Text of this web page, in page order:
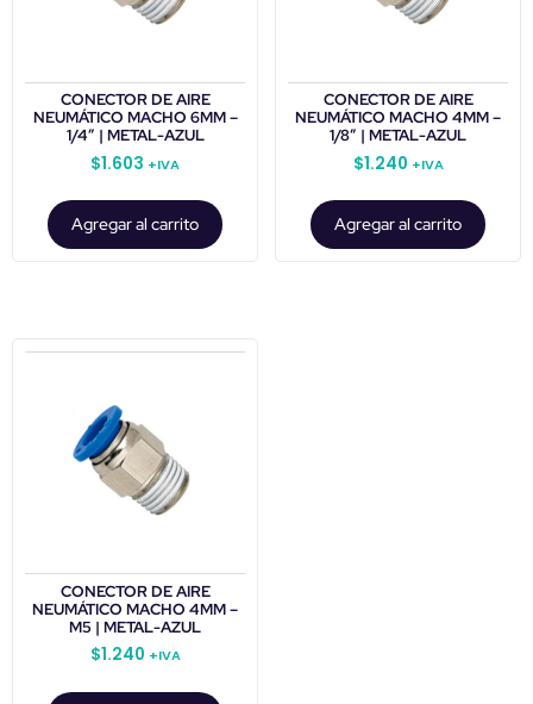
CONECTOR DE AIRE
NEUMÁTICO MACHO 6MM –
1/4″ | METAL-AZUL
$1.603 +IVA
Agregar al carrito
CONECTOR DE AIRE
NEUMÁTICO MACHO 4MM –
1/8″ | METAL-AZUL
$1.240 +IVA
Agregar al carrito
CONECTOR DE AIRE
NEUMÁTICO MACHO 4MM –
M5 | METAL-AZUL
$1.240 +IVA